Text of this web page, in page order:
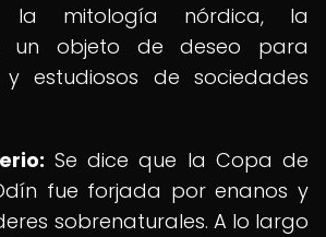
la mitología nórdica, la
un objeto de deseo para
y estudiosos de sociedades
Se dice que la Copa de
fue forjada por enanos y
sobrenaturales. A lo largo